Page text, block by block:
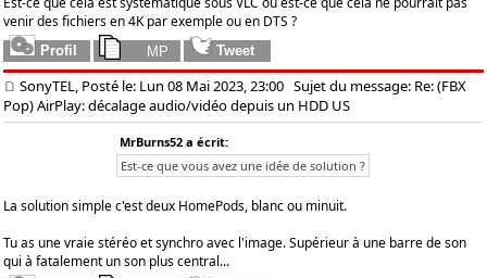
venir des fichiers en 4K par exemple ou en DTS ?
SonyTEL, Posté le: Lun 08 Mai 2023, 23:00 Sujet du message: Re: (FBX
Pop) AirPlay: décalage audio/vidéo depuis un HDD US
MrBurns52 a écrit:
Est-ce que vous avez une idée de solution ?
La solution simple c'est deux HomePods, blanc ou minuit.
Tu as une vraie stéréo et synchro avec l'image. Supérieur à une barre de son
qui à fatalement un son plus central...